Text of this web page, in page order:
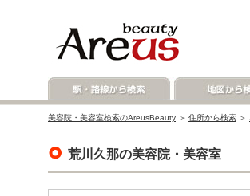
美容院・美容室検索のAreusBeauty ＞ 住所から検索 ＞
荒川久那の美容院・美容室